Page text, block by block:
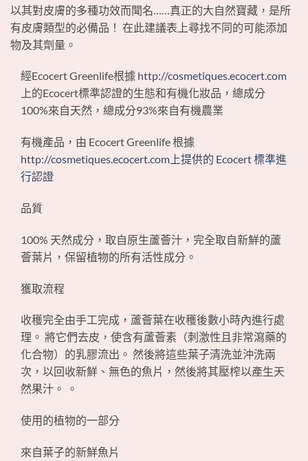
以其對皮膚的多種功效而聞名……真正的大自然寶藏，是所
有皮膚類型的必備品！ 在此建議表上尋找不同的可能添加
物及其劑量。
經Ecocert Greenlife根據 http://cosmetiques.ecocert.com
上的Ecocert標準認證的生態和有機化妝品，總成分
100%來自天然，總成分93%來自有機農業
有機產品，由 Ecocert Greenlife 根據
http://cosmetiques.ecocert.com上提供的 Ecocert 標準進
行認證
品質
100% 天然成分，取自原生蘆薈汁，完全取自新鮮的蘆
薈葉片，保留植物的所有活性成分。
獲取流程
收穫完全由手工完成，蘆薈葉在收穫後數小時內進行處
理。 將它們去皮，使含有蘆薈素（刺激性且非常瀉藥的
化合物）的乳膠流出。 然後將這些葉子清洗並沖洗兩
次，以回收新鮮、無色的魚片，然後將其壓榨以產生天
然果汁。 。
使用的植物的一部分
來自葉子的新鮮魚片